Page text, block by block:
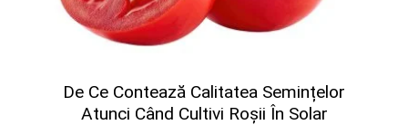
​De Ce Contează Calitatea Semințelor
Atunci Când Cultivi Roșii În Solar